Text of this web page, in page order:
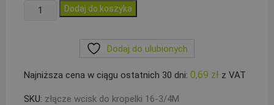
ilość
gwint
zewnętrzny
Dodaj do koszyka
Dodaj do ulubionych
Najniższa cena w ciągu ostatnich 30 dni: 0,69 złz VAT
SKU: złącze wcisk do kropelki 16-3/4M